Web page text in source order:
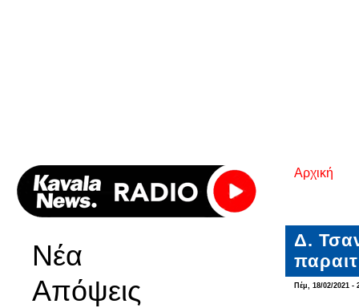
Νέα
Απόψεις
Είστε
Αρχική
Δ.
Πέμ, 18/02/2021 -